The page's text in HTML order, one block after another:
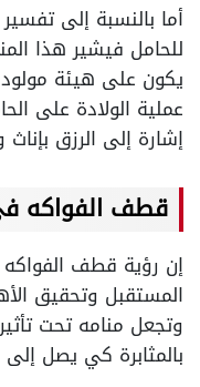
أما بالنسبة إلى
للحامل فيشير هذا
يكون على هيئة
عملية الولادة على
إشارة إلى الرزق بإناث
قطف الفواكه
إن رؤية قطف
المستقبل وتحقيق
وتجعل منامه تحت
بالمثابرة كي يصل إلى